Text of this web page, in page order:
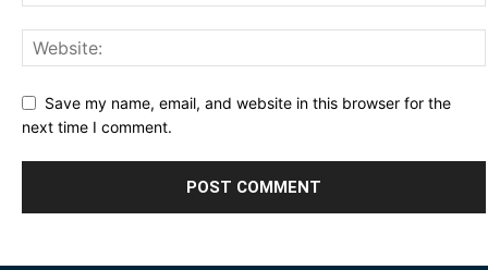
Save my name, email, and website in this browser for the
next time I comment.